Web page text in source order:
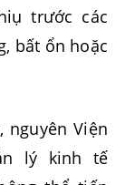
trước các
bất ổn hoặc
nguyên Viện
lý kinh tế